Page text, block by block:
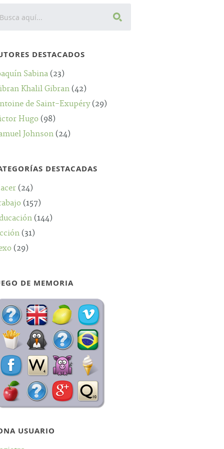
DESTACADOS
Sabina (23)
Khalil Gibran (42)
de Saint-Exupéry(29)
Hugo (98)
Johnson (24)
DESTACADAS
(24)
(157)
(144)
(31)
(29)
DE MEMORIA
USUARIO